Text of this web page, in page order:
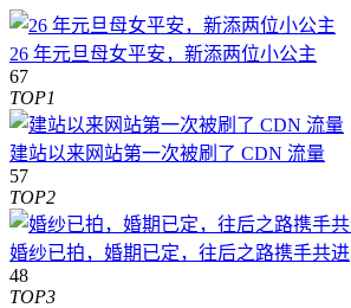
26 年元旦母女平安，新添两位小公主
67
TOP1
建站以来网站第一次被刷了 CDN 流量
57
TOP2
婚纱已拍，婚期已定，往后之路携手共进
48
TOP3